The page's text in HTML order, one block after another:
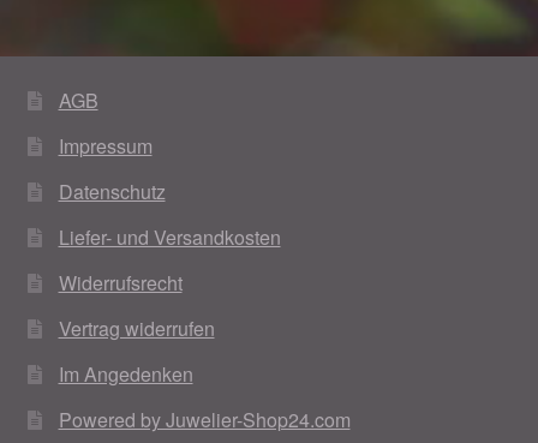
AGB
Impressum
Datenschutz
Liefer- und Versandkosten
Widerrufsrecht
Vertrag widerrufen
Im Angedenken
Powered by Juwelier-Shop24.com